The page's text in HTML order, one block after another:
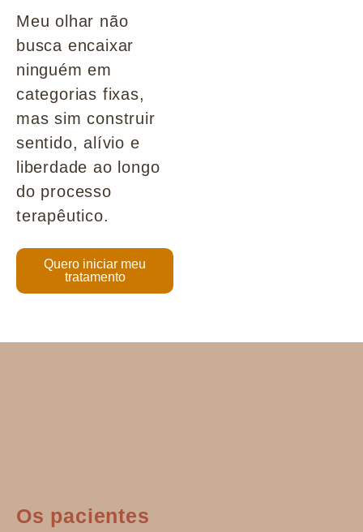
Meu olhar não
busca encaixar
ninguém em
categorias fixas,
mas sim construir
sentido, alívio e
liberdade ao longo
do processo
terapêutico.
Quero iniciar meu
tratamento
Os pacientes